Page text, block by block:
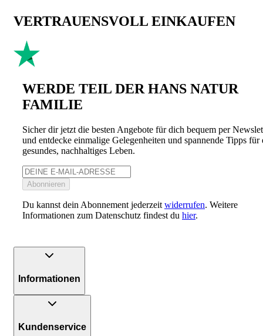
VERTRAUENSVOLL EINKAUFEN
WERDE TEIL DER HANS NATUR
FAMILIE
Sicher dir jetzt die besten Angebote für dich bequem per
und entdecke einmalige Gelegenheiten und spannende Tipps für
gesundes, nachhaltiges Leben.
Abonnieren
Du kannst dein Abonnement jederzeit widerrufen. Weitere
Informationen zum Datenschutz findest du hier.
Informationen
Kundenservice